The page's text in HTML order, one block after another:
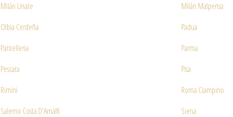
Milán Linate
Milán Malpensa
Olbia Cerdeña
Padua
Pantelleria
Parma
Pescara
Pisa
Rimini
Roma Ciampino
Salerno Costa D'Amalfi
Siena